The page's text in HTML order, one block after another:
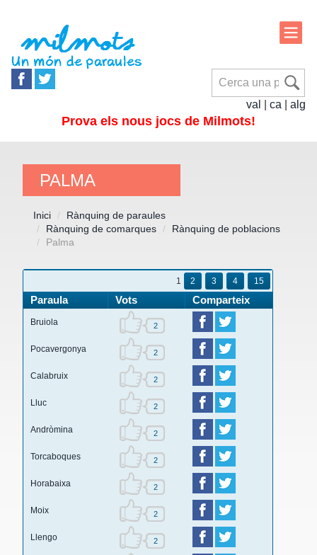
val ca alg
Prova els nous jocs de Milmots!
PALMA
Inici
Rànquing de paraules
Rànquing de comarques
Rànquing de poblacions
Palma
1 2 3 4 15
Paraula Vots Comparteix
Bruiola 2
Pocavergonya 2
Calabruix 2
Lluc 2
Andròmina 2
Torcaboques 2
Horabaixa 2
Moix 2
Llengo 2